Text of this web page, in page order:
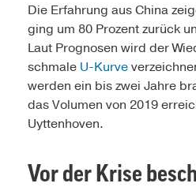
Die Erfahrung aus China
ging um 80 Prozent zurück
Laut Prognosen wird der
schmale U-Kurve
werden ein bis zwei Jahre
das Volumen von 2019
Uyttenhoven.
Vor der Krise